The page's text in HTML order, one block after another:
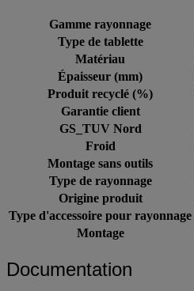
Gamme rayonnage
Type de tablette
Matériau
Épaisseur (mm)
Produit recyclé (%)
Garantie client
GS_TUV Nord
Froid
Montage sans outils
Type de rayonnage
Origine produit
Type d'accessoire pour rayonnage
Montage
Documentation